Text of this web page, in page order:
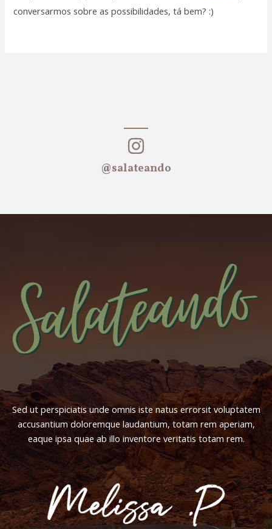
conversarmos sobre as possibilidades, tá bem? :)
@salateando
Sed ut perspiciatis unde omnis iste natus errorsit voluptatem
accusantium doloremque laudantium, totam rem aperiam,
eaque ipsa quae ab illo inventore veritatis totam rem.